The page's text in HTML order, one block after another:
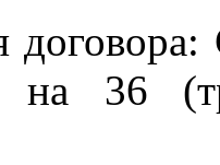
на 36